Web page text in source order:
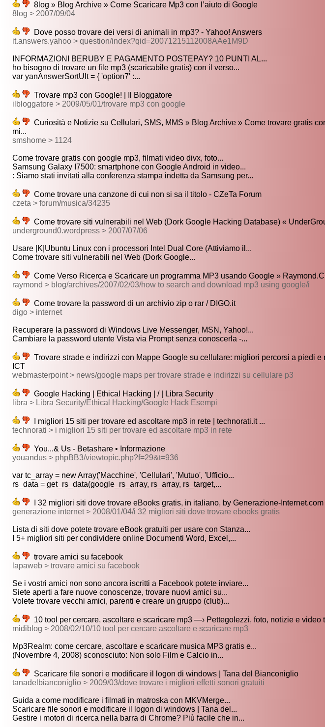
8log » Blog Archive » Come Scaricare Mp3 con l’aiuto di Google
8log > 2007/09/04
Dove posso trovare dei versi di animali in mp3? - Yahoo! Answers
it.answers.yahoo > question/index?qid=20071215112008AAe1M9D
INFORMAZIONI BERUBY E PAGAMENTO POSTEPAY? 10 PUNTI AL...
ho bisogno di trovare un file mp3 (scaricabile gratis) con il verso...
var yanAnswerSortUlt = { 'option7' :...
Trovare mp3 con Google! | Il Bloggatore
ilbloggatore > 2009/05/01/trovare mp3 con google
Curiosità e Notizie su Cellulari, SMS, MMS » Blog Archive » Come trovare gratis
mi...
smshome > 1124
Come trovare gratis con google mp3, filmati video divx, foto...
Samsung Galaxy I7500: smartphone con Google Android in video...
: Siamo stati invitati alla conferenza stampa indetta da Samsung per...
Come trovare una canzone di cui non si sa il titolo - CZeTa Forum
czeta > forum/musica/34235
Come trovare siti vulnerabili nel Web (Dork Google Hacking Database) «
underground0.wordpress > 2007/07/06
Usare |K|Ubuntu Linux con i processori Intel Dual Core (Attiviamo il...
Come trovare siti vulnerabili nel Web (Dork Google...
Come Verso Ricerca e Scaricare un programma MP3 usando Google »
raymond > blog/archives/2007/02/03/how to search and download mp3 using google/i
Come trovare la password di un archivio zip o rar / DIGO.it
digo > internet
Recuperare la password di Windows Live Messenger, MSN, Yahoo!...
Cambiare la password utente Vista via Prompt senza conoscerla -...
Trovare strade e indirizzi con Mappe Google su cellulare: migliori percorsi a piedi
ICT
webmasterpoint > news/google maps per trovare strade e indirizzi su cellulare p3
Google Hacking | Ethical Hacking | / | Libra Security
libra > Libra Security/Ethical Hacking/Google Hack Esempi
I migliori 15 siti per trovare ed ascoltare mp3 in rete | technorati.it ...
technorati > i migliori 15 siti per trovare ed ascoltare mp3 in rete
You...& Us - Betashare • Informazione
youandus > phpBB3/viewtopic.php?f=29&t=936
var tc_array = new Array('Macchine', 'Cellulari', 'Mutuo', 'Ufficio...
rs_data = get_rs_data(google_rs_array, rs_array, rs_target,...
I 32 migliori siti dove trovare eBooks gratis, in italiano, by Generazione-Internet.com
generazione internet > 2008/01/04/i 32 migliori siti dove trovare ebooks gratis
Lista di siti dove potete trovare eBook gratuiti per usare con Stanza...
I 5+ migliori siti per condividere online Documenti Word, Excel,...
trovare amici su facebook
lapaweb > trovare amici su facebook
Se i vostri amici non sono ancora iscritti a Facebook potete inviare...
Siete aperti a fare nuove conoscenze, trovare nuovi amici su...
Volete trovare vecchi amici, parenti e creare un gruppo (club)...
10 tool per cercare, ascoltare e scaricare mp3 —› Pettegolezzi, foto, notizie e video
midiblog > 2008/02/10/10 tool per cercare ascoltare e scaricare mp3
Mp3Realm: come cercare, ascoltare e scaricare musica MP3 gratis e...
(Novembre 4, 2008) sconosciuto: Non solo Film e Calcio in...
Scaricare file sonori e modificare il logon di windows | Tana del Bianconiglio
tanadelbianconiglio > 2009/03/dove trovare i migliori effetti sonori gratuiti
Guida a come modificare i filmati in matroska con MKVMerge...
Scaricare file sonori e modificare il logon di windows | Tana del...
Gestire i motori di ricerca nella barra di Chrome? Più facile che in...